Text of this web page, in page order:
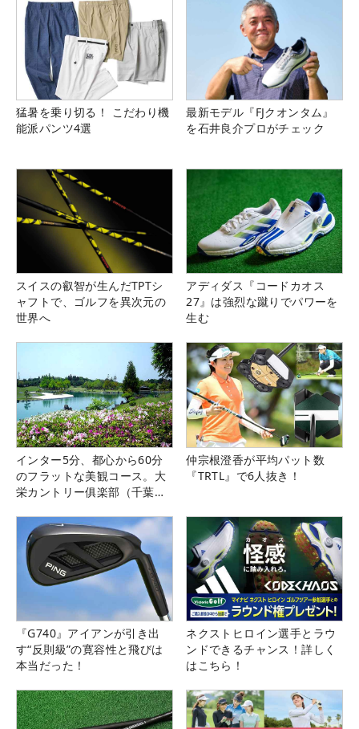
猛暑を乗り切る！ こだわり機
能派パンツ4選
最新モデル『FJクオンタム』
を石井良介プロがチェック
スイスの叡智が生んだTPTシ
ャフトで、ゴルフを異次元の
世界へ
アディダス『コードカオス
27』は強烈な蹴りでパワーを
生む
インター5分、都心から60分
のフラットな美観コース。大
栄カントリー俱楽部（千葉
仲宗根澄香が平均パット数
『TRTL』で6人抜き！
『G740』アイアンが引き出
す“反則級”の寛容性と飛びは
本当だった！
ネクストヒロイン選手とラウ
ンドできるチャンス！詳しく
はこちら！